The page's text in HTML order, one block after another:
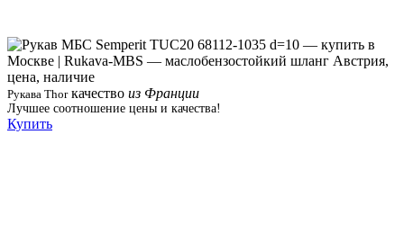
Рукава Thorкачество из Франции
Лучшее соотношение цены и качества!
Купить